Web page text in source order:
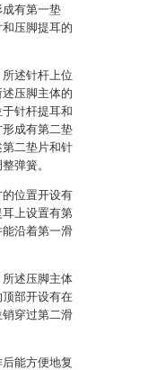
有第一垫
压脚提耳的
述针杆上位
压脚主体的
针杆提耳和
成有第二垫
二垫片和针
弹簧。
位置开设有
上设置有第
沿着第一滑
述压脚主体
部开设有在
穿过第二滑
能方便地复